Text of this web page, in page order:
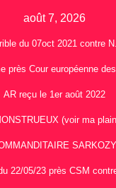
août 7, 2026
du 07oct 2021 contre
près Cour européenne
AR reçu le 1er août 2022
(voir ma
SARKOZY
22/05/23 près CSM